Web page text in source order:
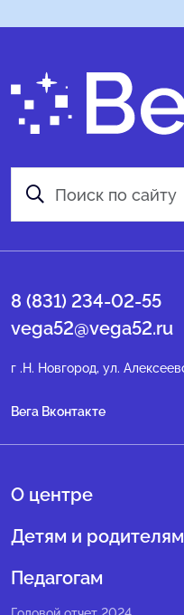
8 (831) 234-02-55
vega52@vega52.ru
г .Н. Новгород, ул.
Вега Вконтакте
О центре
О нас
Структура регионального
Детям и родителям
Учебные интенсивные сборы
Педагогам